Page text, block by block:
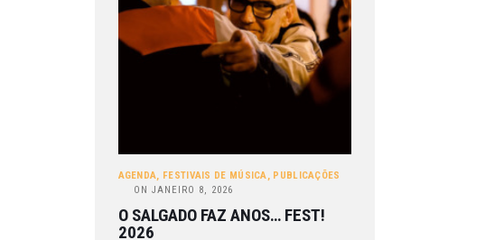
AGENDA, FESTIVAIS DE MÚSICA, PUBLICAÇÕES
ON JANEIRO 8, 2026
O SALGADO FAZ ANOS… FEST!
2026